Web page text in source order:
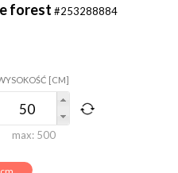
forest #253288884
[CM]
max: 500